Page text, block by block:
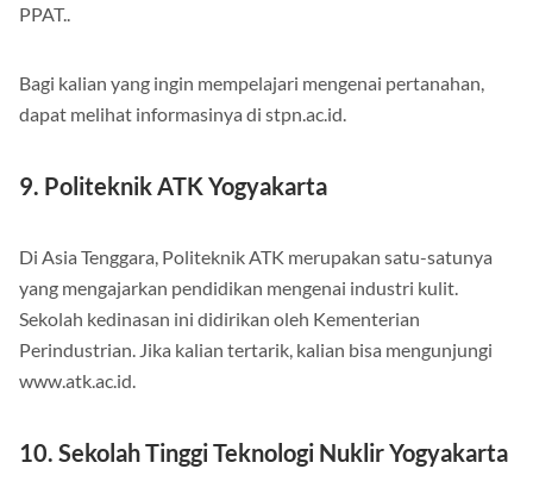
PPAT..
Bagi kalian yang ingin mempelajari mengenai pertanahan,
dapat melihat informasinya di stpn.ac.id.
9. Politeknik ATK Yogyakarta
Di Asia Tenggara, Politeknik ATK merupakan satu-satunya
yang mengajarkan pendidikan mengenai industri kulit.
Sekolah kedinasan ini didirikan oleh Kementerian
Perindustrian. Jika kalian tertarik, kalian bisa mengunjungi
www.atk.ac.id.
10. Sekolah Tinggi Teknologi Nuklir Yogyakarta